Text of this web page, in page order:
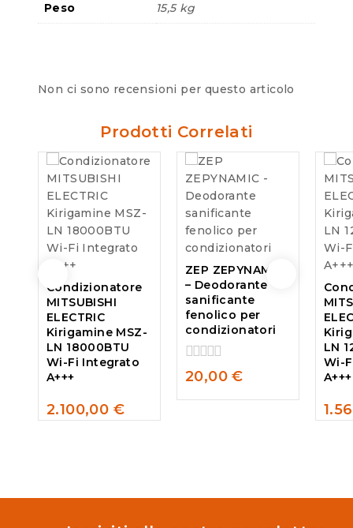
Peso 15,5 kg
Non ci sono recensioni per questo articolo
Prodotti Correlati
Condizionatore
MITSUBISHI
ELECTRIC
Kirigamine MSZ-
LN 18000BTU
Wi-Fi Integrato
A+++
0
2.100,00 €
ZEP ZEPYNAMIC
– Deodorante
sanificante
fenolico per
condizionatori
0
out
of
20,00€
LN
Wi-
A+++
0